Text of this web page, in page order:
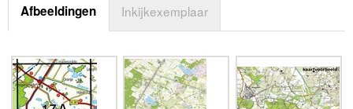
Afbeeldingen Inkijkexemplaar